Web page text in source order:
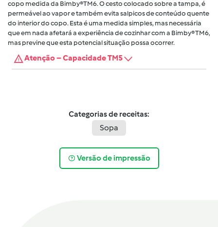
copo medida da Bimby®TM6. O cesto colocado sobre a tampa, é
permeável ao vapor e também evita salpicos de conteúdo quente
do interior do copo. Esta é uma medida simples, mas necessária
que em nada afetará a experiência de cozinhar com a Bimby® TM6,
mas previne que esta potencial situação possa ocorrer.
Atenção – Capacidade TM5
Categorias de receitas:
Sopa
Versão de impressão